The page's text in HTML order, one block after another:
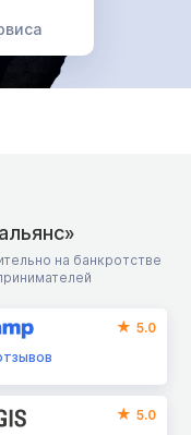
на банкротстве
5.0
5.0